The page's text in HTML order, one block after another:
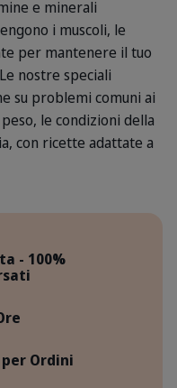
e minerali
i muscoli, le
per mantenere il tuo
nostre speciali
su problemi comuni ai
le condizioni della
con ricette adattate a
- 100%
Ordini